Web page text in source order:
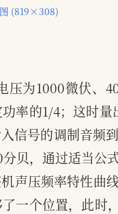
(819×308)
为1000微伏、
率的1/4；这时量
信号的调制音频
贝，通过适当公
声压频率特性曲
一个位置，此时